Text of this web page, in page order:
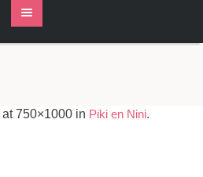
at 750×1000 in Piki en Nini.